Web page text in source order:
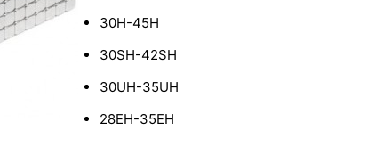
30H-45H
30SH-42SH
30UH-35UH
28EH-35EH